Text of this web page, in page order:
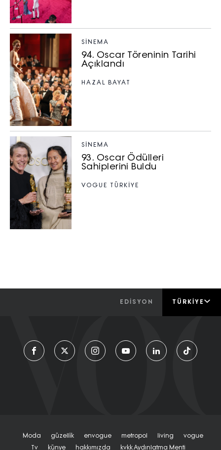
SİNEMA
94. Oscar Töreninin Tarihi
Açıklandı
HAZAL BAYAT
SİNEMA
93. Oscar Ödülleri
Sahiplerini Buldu
VOGUE TÜRKİYE
EDİSYON TÜRKIYE
Moda Güzelli̇k Envogue Metropol Living
Vogue
Tv
Künye Hakkımızda Kvkk Aydınlatma Menti